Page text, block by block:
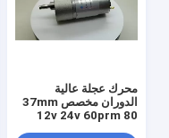
محرك عجلة عالية
الدوران مخصص 37mm
12v 24v 60prm 80